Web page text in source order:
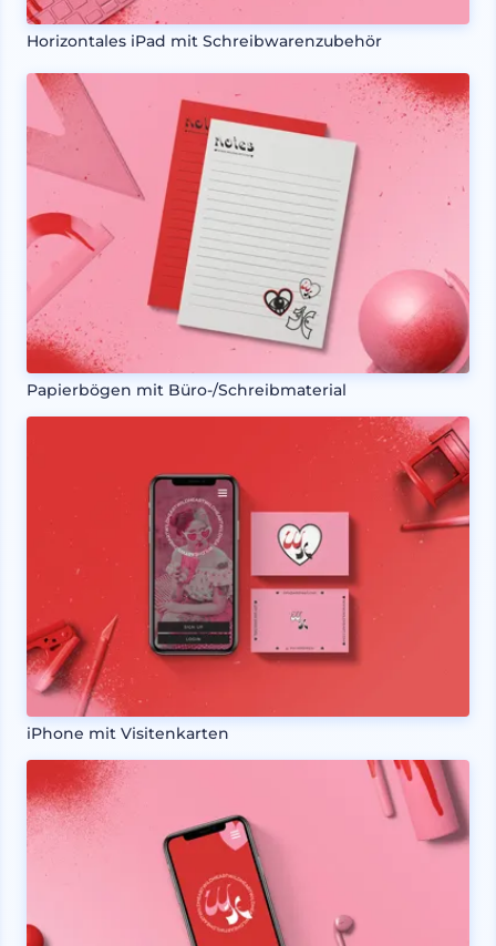
Horizontales iPad mit Schreibwarenzubehör
Papierbögen mit Büro-/Schreibmaterial
iPhone mit Visitenkarten